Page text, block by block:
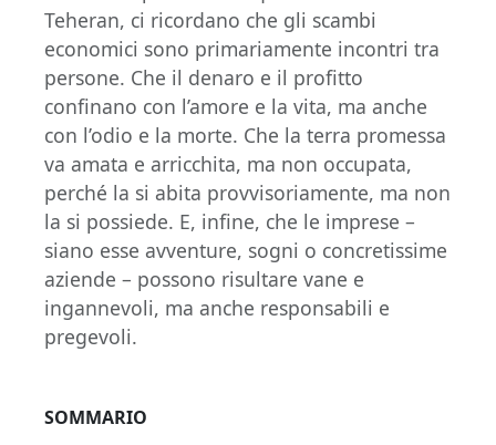
Teheran, ci ricordano che gli scambi
economici sono primariamente incontri tra
persone. Che il denaro e il profitto
confinano con l’amore e la vita, ma anche
con l’odio e la morte. Che la terra promessa
va amata e arricchita, ma non occupata,
perché la si abita provvisoriamente, ma non
la si possiede. E, infine, che le imprese –
siano esse avventure, sogni o concretissime
aziende – possono risultare vane e
ingannevoli, ma anche responsabili e
pregevoli.
SOMMARIO